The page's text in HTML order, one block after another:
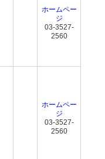
ホームペー
ジ
03-3527-
2560
ホームペー
ジ
03-3527-
2560